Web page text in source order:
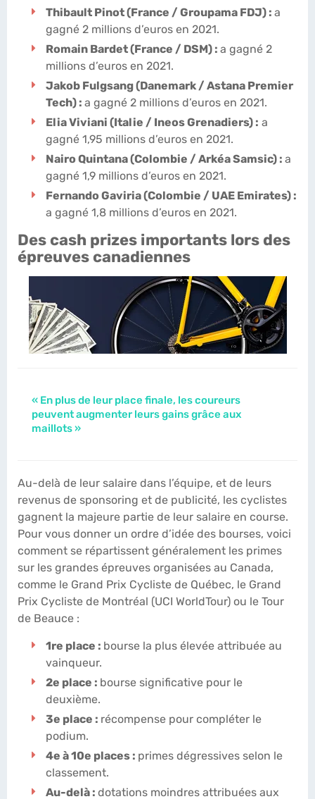
Thibault Pinot (France / Groupama FDJ) : a
gagné 2 millions d’euros en 2021.
Romain Bardet (France / DSM) : a gagné 2
millions d’euros en 2021.
Jakob Fulgsang (Danemark / Astana Premier
Tech) : a gagné 2 millions d’euros en 2021.
Elia Viviani (Italie / Ineos Grenadiers) : a
gagné 1,95 millions d’euros en 2021.
Nairo Quintana (Colombie / Arkéa Samsic) : a
gagné 1,9 millions d’euros en 2021.
Fernando Gaviria (Colombie / UAE Emirates) :
a gagné 1,8 millions d’euros en 2021.
Des cash prizes importants lors des
épreuves canadiennes
« En plus de leur place finale, les coureurs
peuvent augmenter leurs gains grâce aux
maillots »
Au-delà de leur salaire dans l’équipe, et de leurs
revenus de sponsoring et de publicité, les cyclistes
gagnent la majeure partie de leur salaire en course.
Pour vous donner un ordre d’idée des bourses, voici
comment se répartissent généralement les primes
sur les grandes épreuves organisées au Canada,
comme le Grand Prix Cycliste de Québec, le Grand
Prix Cycliste de Montréal (UCI WorldTour) ou le Tour
de Beauce :
1re place : bourse la plus élevée attribuée au
vainqueur.
2e place : bourse significative pour le
deuxième.
3e place : récompense pour compléter le
podium.
4e à 10e places : primes dégressives selon le
classement.
Au-delà : dotations moindres attribuées aux